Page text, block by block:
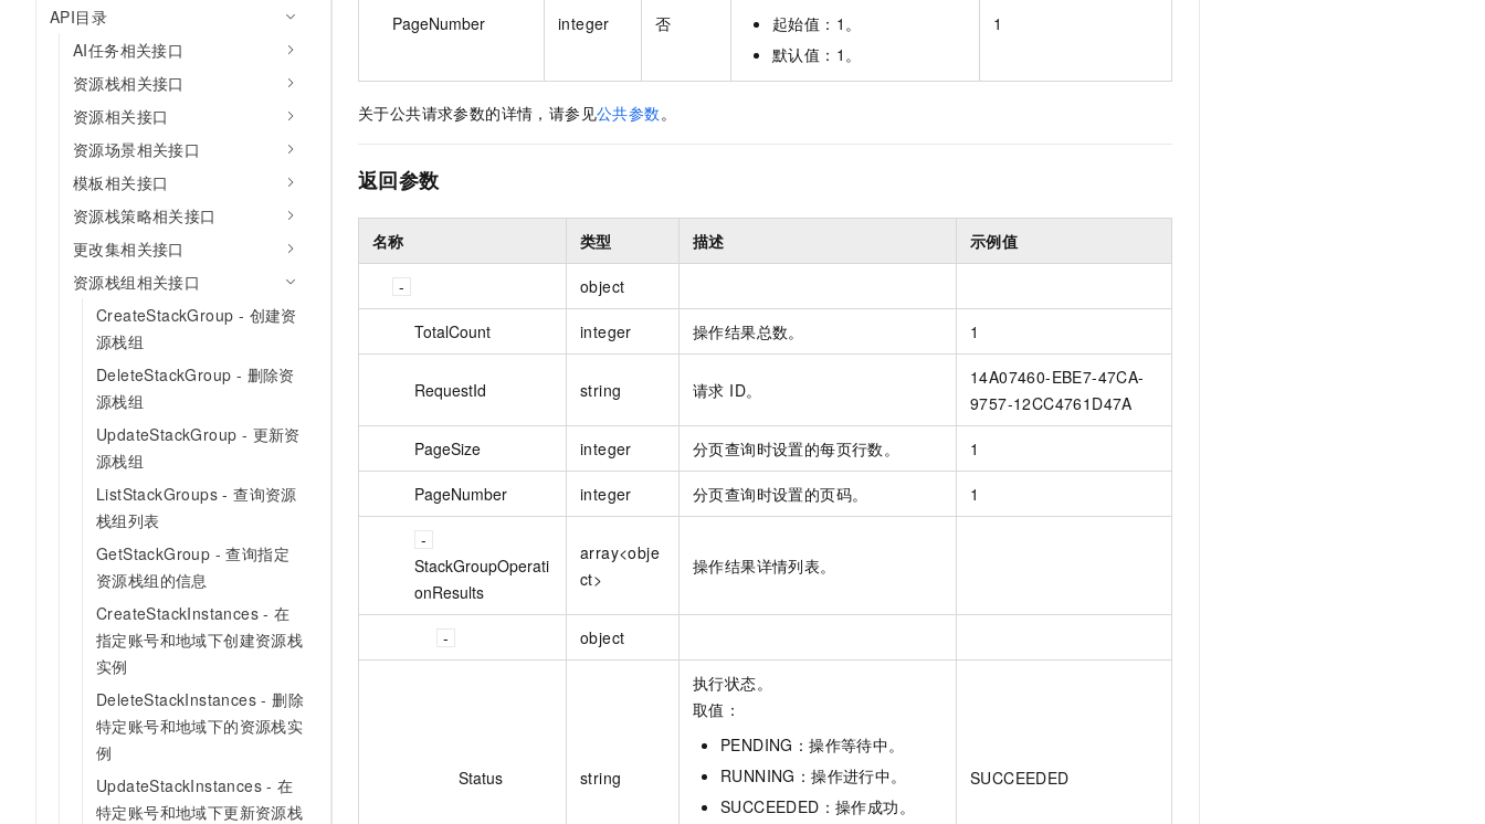
API目录
AI任务相关接口
资源栈相关接口
资源相关接口
资源场景相关接口
模板相关接口
资源栈策略相关接口
更改集相关接口
资源栈组相关接口
CreateStackGroup - 创建资
源栈组
DeleteStackGroup - 删除资
源栈组
UpdateStackGroup - 更新资
源栈组
ListStackGroups - 查询资源
栈组列表
GetStackGroup - 查询指定
资源栈组的信息
CreateStackInstances - 在
指定账号和地域下创建资源栈
实例
DeleteStackInstances - 删除
特定账号和地域下的资源栈实
例
UpdateStackInstances - 在
特定账号和地域下更新资源栈
PageNumber integer 否
起始值：1。
默认值：1。
1
关于公共请求参数的详情，请参见公共参数 。
返回参数
名称 类型 描述 示例值
object
TotalCount integer 操作结果总数。 1
RequestId string 请求 ID。
14A07460-EBE7-47CA-
9757-12CC4761D47A
PageSize integer 分页查询时设置的每页行数。 1
PageNumber integer 分页查询时设置的页码。 1
StackGroupOperati
onResults
array<obje
ct>
操作结果详情列表。
object
Status string
执行状态。
取值：
PENDING：操作等待中。
RUNNING：操作进行中。
SUCCEEDED：操作成功。
SUCCEEDED